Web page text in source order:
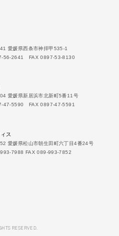
愛媛県西条市神拝甲535-1
56-2641 FAX 0897-53-8130
愛媛県新居浜市北新町5番11号
47-5590 FAX 0897-47-5591
ス
愛媛県松山市朝生田町六丁目4番24号
7988 FAX 089-993-7852
RESERVED.